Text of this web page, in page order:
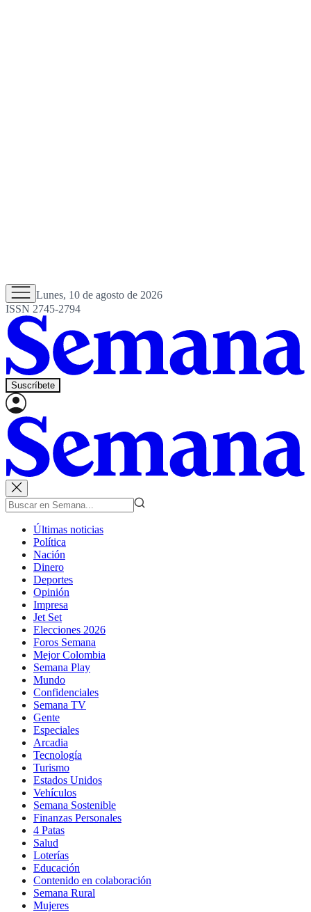
Lunes, 10 de agosto de 2026
ISSN 2745-2794
Suscríbete
Últimas noticias
Política
Nación
Dinero
Deportes
Opinión
Impresa
Jet Set
Elecciones 2026
Foros Semana
Mejor Colombia
Semana Play
Mundo
Confidenciales
Semana TV
Gente
Especiales
Arcadia
Tecnología
Turismo
Estados Unidos
Vehículos
Semana Sostenible
Finanzas Personales
4 Patas
Salud
Loterías
Educación
Contenido en colaboración
Semana Rural
Mujeres